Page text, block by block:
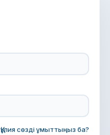
Құпия сөзді ұмыттыңыз ба?